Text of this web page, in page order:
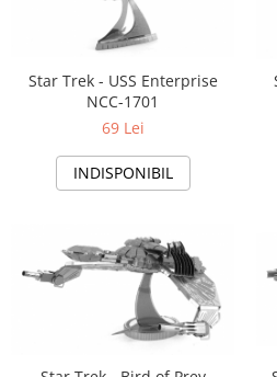
Star Trek - USS Enterprise
NCC-1701
69 Lei
INDISPONIBIL